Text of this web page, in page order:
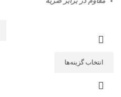
انتخاب گزینه‌ها